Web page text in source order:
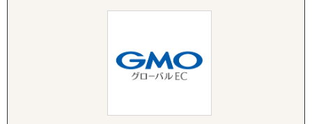
※支援主要各国の現地スタッフ300人以上配置。進出後も